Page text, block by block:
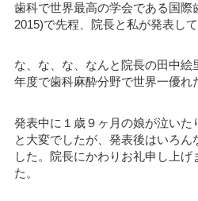
歯科で世界最高の学会である国際
2015)で先程、院長と私が発表して
な、な、な、なんと院長の田中
年度で歯科麻酔分野で世界一優れ
発表中に１歳９ヶ月の娘が泣いた
と大変でしたが、発表後はいろん
した。院長にかわりお礼申し上
た。